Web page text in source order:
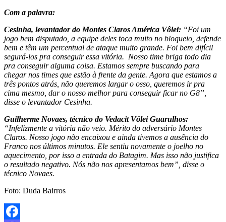
Com a palavra:
Cesinha, levantador do Montes Claros América Vôlei: “Foi um
jogo bem disputado, a equipe deles toca muito no bloqueio, defende
bem e têm um percentual de ataque muito grande. Foi bem difícil
segurá-los pra conseguir essa vitória. Nosso time briga todo dia
pra conseguir alguma coisa. Estamos sempre buscando para
chegar nos times que estão à frente da gente. Agora que estamos a
três pontos atrás, não queremos largar o osso, queremos ir pra
cima mesmo, dar o nosso melhor para conseguir ficar no G8”,
disse o levantador Cesinha.
Guilherme Novaes, técnico do Vedacit Vôlei Guarulhos:
“Infelizmente a vitória não veio. Mérito do adversário Montes
Claros. Nosso jogo não encaixou e ainda tivemos a ausência do
Franco nos últimos minutos. Ele sentiu novamente o joelho no
aquecimento, por isso a entrada do Batagim. Mas isso não justifica
o resultado negativo. Nós não nos apresentamos bem”, disse o
técnico Novaes.
Foto: Duda Bairros